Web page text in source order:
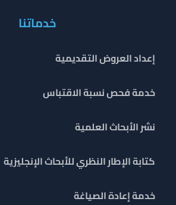
خدماتنا
إعداد العروض التقديمية
خدمة فحص نسبة الاقتباس
نشر الأبحاث العلمية
كتابة الإطار النظري للأبحاث الإنجليزية
خدمة إعادة الصياغة